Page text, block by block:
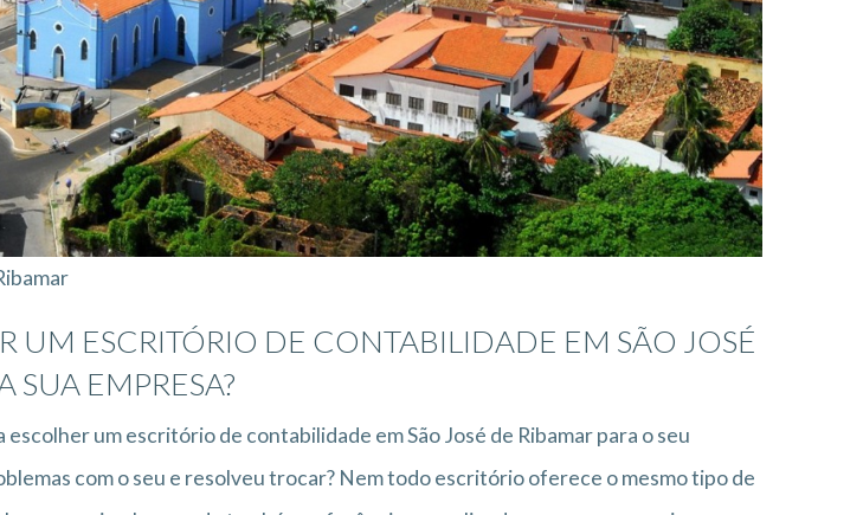
UM ESCRITÓRIO DE CONTABILIDADE EM SÃO JOSÉ
SUA EMPRESA?
escolher um escritório de contabilidade em São José de Ribamar para o seu
com o seu e resolveu trocar? Nem todo escritório oferece o mesmo tipo de